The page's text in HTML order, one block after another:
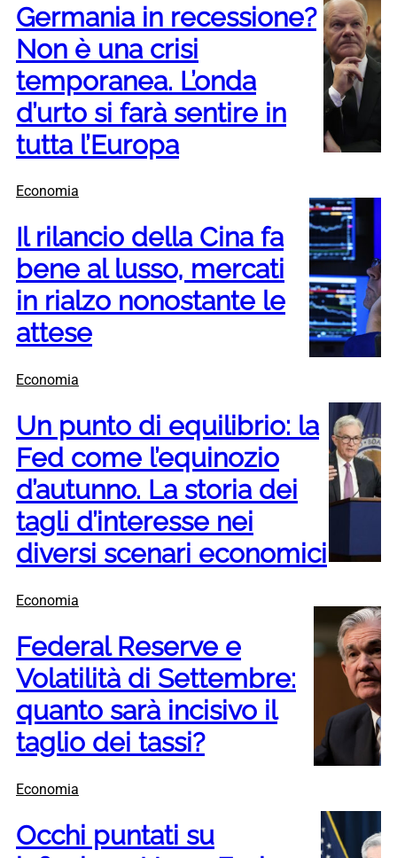
Germania in recessione?
Non è una crisi
temporanea. L’onda
d’urto si farà sentire in
tutta l’Europa
Economia
Il rilancio della Cina fa
bene al lusso, mercati
in rialzo nonostante le
attese
Economia
Un punto di equilibrio: la
Fed come l’equinozio
d’autunno. La storia dei
tagli d’interesse nei
diversi scenari economici
Economia
Federal Reserve e
Volatilità di Settembre:
quanto sarà incisivo il
taglio dei tassi?
Economia
Occhi puntati su